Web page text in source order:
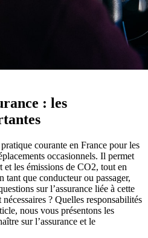
: les
courante en France pour les
occasionnels. Il permet
et les émissions de CO2, tout en
que conducteur ou passager,
sur l’assurance liée à cette
? Quelles responsabilités
nous vous présentons les
sur l’assurance et le